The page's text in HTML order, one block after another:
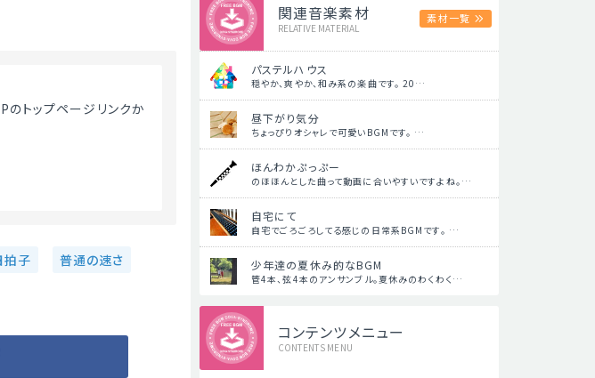
のトップページリンクか
拍子 普通の速さ
関連音楽素材
RELATIVE MATERIAL
素材一覧
パステルハウス
穏やか、爽やか、和み系の楽曲です。 20…
昼下がり気分
ちょっぴりオシャレで可愛いBGMです。 …
ほんわかぷっぷー
のほほんとした曲って動画に合いやすいですよね。…
自宅にて
自宅でごろごろしてる感じの日常系BGMです。 …
少年達の夏休み的なBGM
管4本、弦4本のアンサンブル。夏休みのわくわく…
コンテンツメニュー
CONTENTS MENU